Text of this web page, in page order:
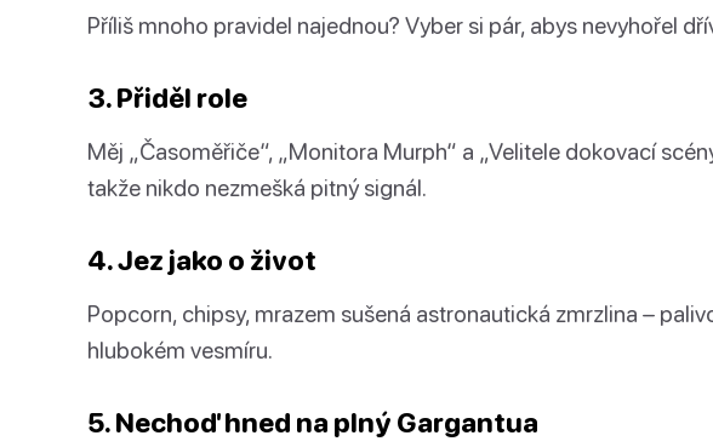
Příliš mnoho pravidel najednou? Vyber si pár, abys nevyhořel
3. Přiděl role
Měj „Časoměřiče“, „Monitora Murph“ a „Velitele dokovací
takže nikdo nezmešká pitný signál.
4. Jez jako o život
Popcorn, chipsy, mrazem sušená astronautická zmrzlina –
hlubokém vesmíru.
5. Nechoď hned na plný Gargantua